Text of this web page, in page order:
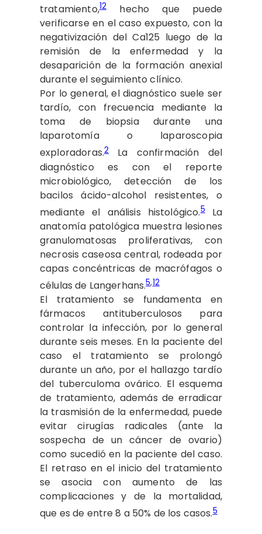
tratamiento,12hecho que puede
verificarse en el caso expuesto, con la
negativización del Ca125 luego de la
remisión de la enfermedad y la
desaparición de la formación anexial
durante el seguimiento clínico.
Por lo general, el diagnóstico suele ser
tardío, con frecuencia mediante la
toma de biopsia durante una
laparotomía o laparoscopia
exploradoras.2La confirmación del
diagnóstico es con el reporte
microbiológico, detección de los
bacilos ácido-alcohol resistentes, o
mediante el análisis histológico.5La
anatomía patológica muestra lesiones
granulomatosas proliferativas, con
necrosis caseosa central, rodeada por
capas concéntricas de macrófagos o
células de Langerhans.5,12
El tratamiento se fundamenta en
fármacos antituberculosos para
controlar la infección, por lo general
durante seis meses. En la paciente del
caso el tratamiento se prolongó
durante un año, por el hallazgo tardío
del tuberculoma ovárico. El esquema
de tratamiento, además de erradicar
la trasmisión de la enfermedad, puede
evitar cirugías radicales (ante la
sospecha de un cáncer de ovario)
como sucedió en la paciente del caso.
El retraso en el inicio del tratamiento
se asocia con aumento de las
complicaciones y de la mortalidad,
que es de entre 8 a 50% de los casos.5